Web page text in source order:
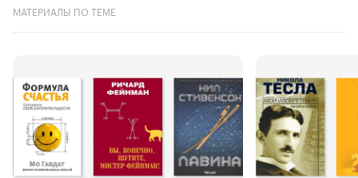
МАТЕРИАЛЫ ПО ТЕМЕ